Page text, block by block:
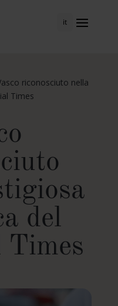
it
riconosciuto nella
Times
del
Times